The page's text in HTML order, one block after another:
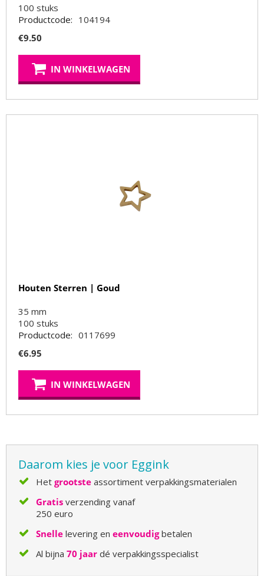
100 stuks
Productcode: 104194
€9.50
IN WINKELWAGEN
Houten Sterren | Goud
35 mm
100 stuks
Productcode: 0117699
€6.95
IN WINKELWAGEN
Daarom kies je voor Eggink
Het grootste assortiment verpakkingsmaterialen
Gratis verzending vanaf
250 euro
Snelle levering en eenvoudigbetalen
Al bijna 70 jaar dé verpakkingsspecialist